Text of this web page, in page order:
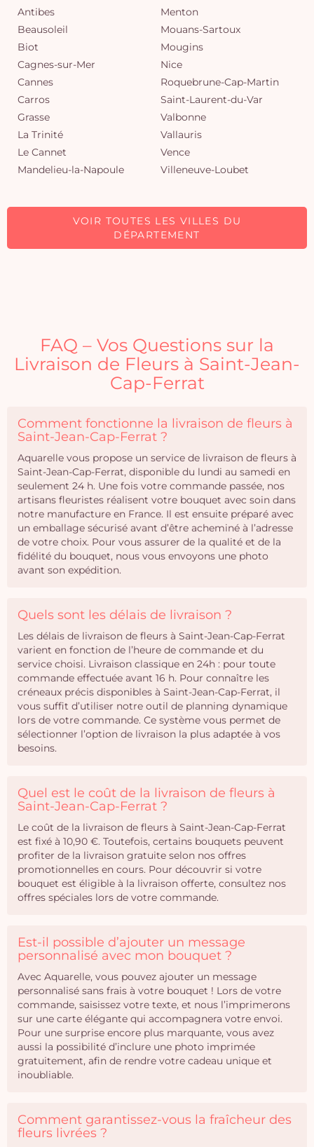
Antibes
Beausoleil
Biot
Cagnes-sur-Mer
Cannes
Carros
Grasse
La Trinité
Le Cannet
Mandelieu-la-Napoule
Menton
Mouans-Sartoux
Mougins
Nice
Roquebrune-Cap-Martin
Saint-Laurent-du-Var
Valbonne
Vallauris
Vence
Villeneuve-Loubet
VOIR TOUTES LES VILLES DU
DÉPARTEMENT
FAQ – Vos Questions sur la
Livraison de Fleurs à Saint-Jean-
Cap-Ferrat
Comment fonctionne la livraison de fleurs à
Saint-Jean-Cap-Ferrat ?
Aquarelle vous propose un service de livraison de fleurs à
Saint-Jean-Cap-Ferrat, disponible du lundi au samedi en
seulement 24 h. Une fois votre commande passée, nos
artisans fleuristes réalisent votre bouquet avec soin dans
notre manufacture en France. Il est ensuite préparé avec
un emballage sécurisé avant d’être acheminé à l’adresse
de votre choix. Pour vous assurer de la qualité et de la
fidélité du bouquet, nous vous envoyons une photo
avant son expédition.
Quels sont les délais de livraison ?
Les délais de livraison de fleurs à Saint-Jean-Cap-Ferrat
varient en fonction de l’heure de commande et du
service choisi. Livraison classique en 24h : pour toute
commande effectuée avant 16 h. Pour connaître les
créneaux précis disponibles à Saint-Jean-Cap-Ferrat, il
vous suffit d’utiliser notre outil de planning dynamique
lors de votre commande. Ce système vous permet de
sélectionner l’option de livraison la plus adaptée à vos
besoins.
Quel est le coût de la livraison de fleurs à
Saint-Jean-Cap-Ferrat ?
Le coût de la livraison de fleurs à Saint-Jean-Cap-Ferrat
est fixé à 10,90 €. Toutefois, certains bouquets peuvent
profiter de la livraison gratuite selon nos offres
promotionnelles en cours. Pour découvrir si votre
bouquet est éligible à la livraison offerte, consultez nos
offres spéciales lors de votre commande.
Est-il possible d’ajouter un message
personnalisé avec mon bouquet ?
Avec Aquarelle, vous pouvez ajouter un message
personnalisé sans frais à votre bouquet ! Lors de votre
commande, saisissez votre texte, et nous l’imprimerons
sur une carte élégante qui accompagnera votre envoi.
Pour une surprise encore plus marquante, vous avez
aussi la possibilité d’inclure une photo imprimée
gratuitement, afin de rendre votre cadeau unique et
inoubliable.
Comment garantissez-vous la fraîcheur des
fleurs livrées ?